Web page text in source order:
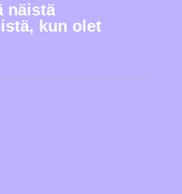
näistä
kun olet